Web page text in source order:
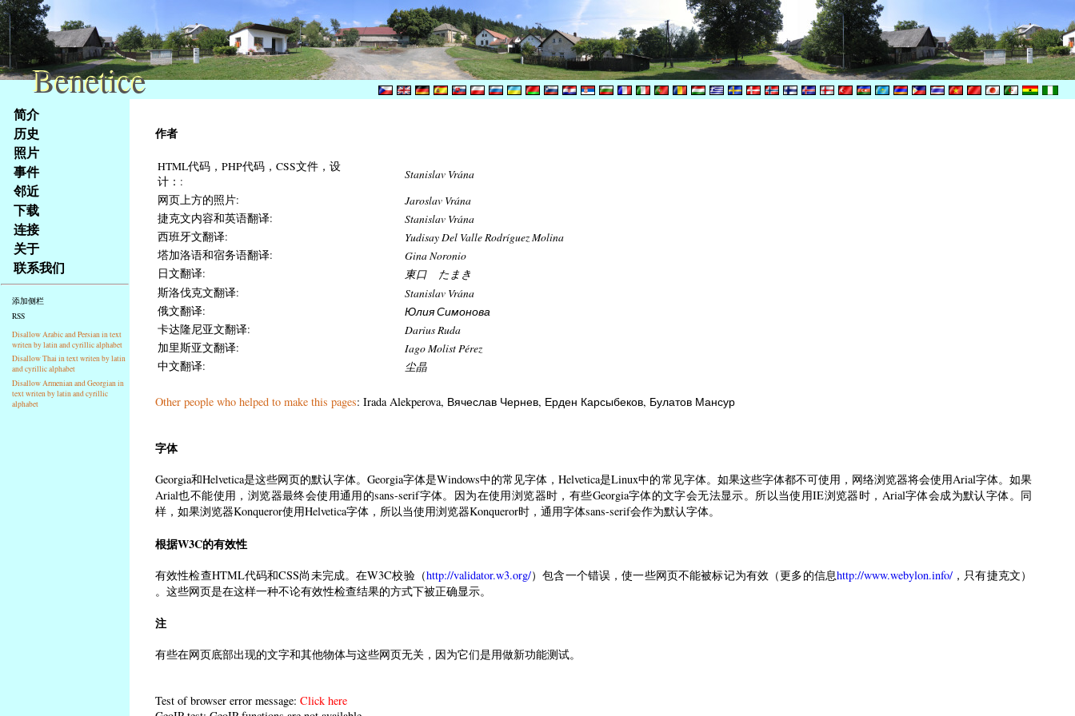
Na
obsah
stránky
Klávesové
zkratky
tomto
webu
základní
Hlavní
strana
简介
历史
照片
事件
邻近
下载
连接
关于
联系我们
添加侧栏
RSS
Disallow Arabic and Persian in text
writen by latin and cyrillic alphabet
Disallow Thai in text writen by latin
and cyrillic alphabet
Disallow Armenian and Georgian in
text writen by latin and cyrillic
alphabet
作者
HTML代码，PHP代码，CSS文件，设
计：:
Stanislav Vrána
网页上方的照片: Jaroslav Vrána
捷克文内容和英语翻译: Stanislav Vrána
西班牙文翻译: Yudisay Del Valle Rodríguez Molina
塔加洛语和宿务语翻译: Gina Noronio
日文翻译: 東口 たまき
斯洛伐克文翻译: Stanislav Vrána
俄文翻译: Юлия Симонова
卡达隆尼亚文翻译: Darius Ruda
加里斯亚文翻译: Iago Molist Pérez
中文翻译: 尘晶
Other people who helped to make this pages: Irada Alekperova, Вячеслав Чернев, Ерден Карсыбеков, Булатов Мансур
字体
Georgia和Helvetica是这些网页的默认字体。Georgia字体是Windows中的常见字体，Helvetica是Linux中的常见字体。如果这些字体都不可使用，网络浏览器将会使用Arial字体。如果
Arial也不能使用，浏览器最终会使用通用的sans-serif字体。因为在使用浏览器时，有些Georgia字体的文字会无法显示。所以当使用IE浏览器时，Arial字体会成为默认字体。同
样，如果浏览器Konqueror使用Helvetica字体，所以当使用浏览器Konqueror时，通用字体sans-serif会作为默认字体。
根据W3C的有效性
有效性检查HTML代码和CSS尚未完成。在W3C校验（http://validator.w3.org/）包含一个错误，使一些网页不能被标记为有效（更多的信息http://www.webylon.info/ ，只有捷克文）
。这些网页是在这样一种不论有效性检查结果的方式下被正确显示。
注
有些在网页底部出现的文字和其他物体与这些网页无关，因为它们是用做新功能测试。
Test of browser error message: Click here
Benetice
Benetice